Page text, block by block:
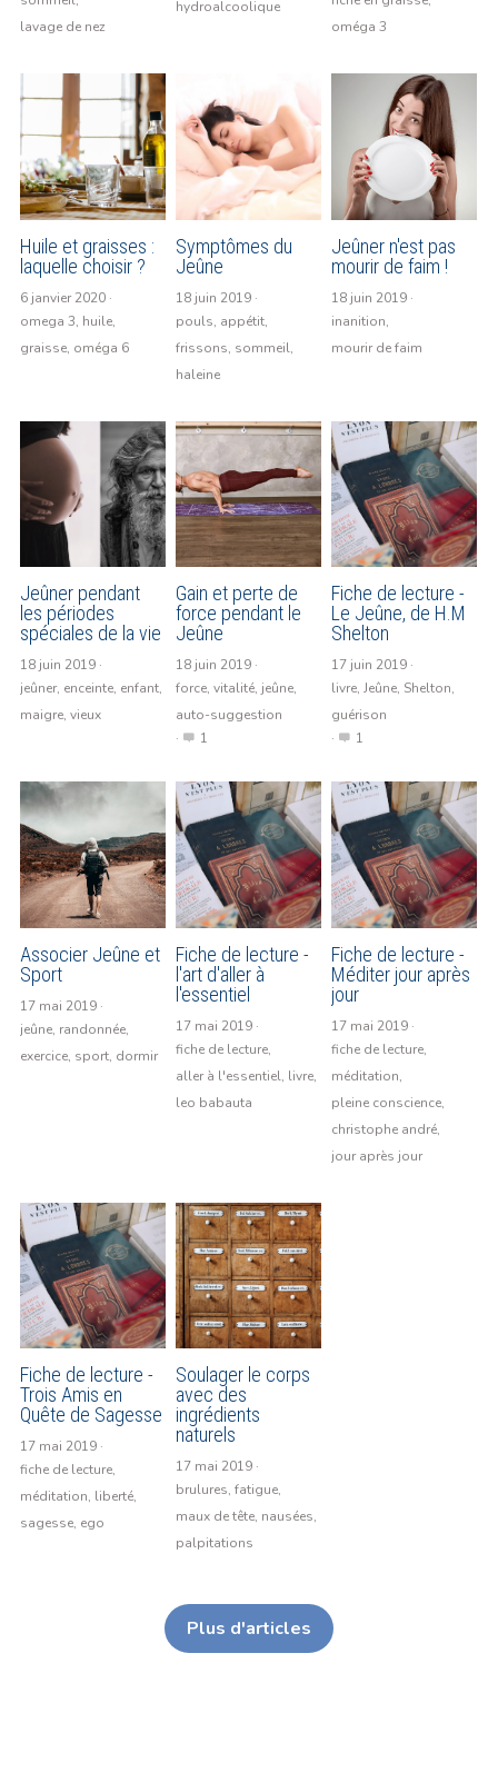
lavage de nez
hydroalcoolique
oméga 3
Huile et graisses :
laquelle choisir ?
6 janvier 2020·
omega 3, huile,
graisse, oméga 6
Symptômes du
Jeûne
18 juin 2019·
pouls, appétit,
frissons, sommeil,
haleine
Jeûner n'est pas
mourir de faim !
18 juin 2019·
inanition,
mourir de faim
Jeûner pendant
les périodes
spéciales de la vie
18 juin 2019·
jeûner, enceinte, enfant,
maigre, vieux
Gain et perte de
force pendant le
Jeûne
18 juin 2019·
force, vitalité, jeûne,
auto-suggestion
·
1
Fiche de lecture -
Le Jeûne, de H.M
Shelton
17 juin 2019·
livre, Jeûne, Shelton,
guérison
·
1
Associer Jeûne et
Sport
17 mai 2019·
jeûne, randonnée,
exercice, sport, dormir
Fiche de lecture -
l'art d'aller à
l'essentiel
17 mai 2019·
fiche de lecture,
aller à l'essentiel, livre,
leo babauta
Fiche de lecture -
Méditer jour après
jour
17 mai 2019·
fiche de lecture,
méditation,
pleine conscience,
christophe andré,
jour après jour
Fiche de lecture -
Trois Amis en
Quête de Sagesse
17 mai 2019·
fiche de lecture,
méditation, liberté,
sagesse, ego
Soulager le corps
avec des
ingrédients
naturels
17 mai 2019·
brulures, fatigue,
maux de tête, nausées,
palpitations
Plus d'articles